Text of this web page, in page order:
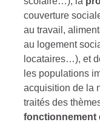
couverture
au travail,
au logement
locataires…), et
les populations
acquisition de la
traités des
fonctionnement